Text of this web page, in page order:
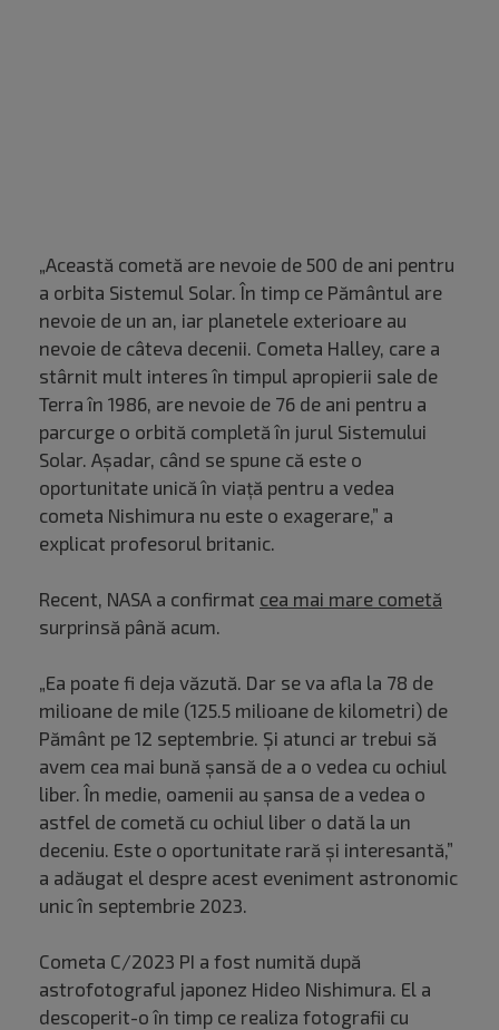
„Această cometă are nevoie de 500 de ani pentru
a orbita Sistemul Solar. În timp ce Pământul are
nevoie de un an, iar planetele exterioare au
nevoie de câteva decenii. Cometa Halley, care a
stârnit mult interes în timpul apropierii sale de
Terra în 1986, are nevoie de 76 de ani pentru a
parcurge o orbită completă în jurul Sistemului
Solar. Aşadar, când se spune că este o
oportunitate unică în viaţă pentru a vedea
cometa Nishimura nu este o exagerare,” a
explicat profesorul britanic.
Recent, NASA a confirmat cea mai mare cometă
surprinsă până acum.
„Ea poate fi deja văzută. Dar se va afla la 78 de
milioane de mile (125.5 milioane de kilometri) de
Pământ pe 12 septembrie. Și atunci ar trebui să
avem cea mai bună şansă de a o vedea cu ochiul
liber. În medie, oamenii au şansa de a vedea o
astfel de cometă cu ochiul liber o dată la un
deceniu. Este o oportunitate rară şi interesantă,”
a adăugat el despre acest eveniment astronomic
unic în septembrie 2023.
Cometa C/2023 PI a fost numită după
astrofotograful japonez Hideo Nishimura. El a
descoperit-o în timp ce realiza fotografii cu